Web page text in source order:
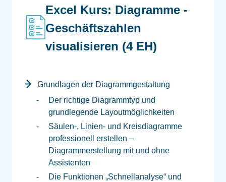
Excel Kurs: Diagramme -
Geschäftszahlen
visualisieren (4 EH)
Grundlagen der Diagrammgestaltung
Der richtige Diagrammtyp und
grundlegende Layoutmöglichkeiten
Säulen-, Linien- und Kreisdiagramme
professionell erstellen –
Diagrammerstellung mit und ohne
Assistenten
Die Funktionen „Schnellanalyse“ und